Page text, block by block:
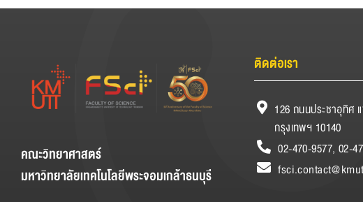
คณะวิทยาศาสตร์
มหาวิทยาลัยเทคโนโลยีพระจอมเกล้าธนบุรี
ติดต่อเรา
126 ถนนประชาอุทิศ
กรุงเทพฯ 10140
02-470-9577, 02-